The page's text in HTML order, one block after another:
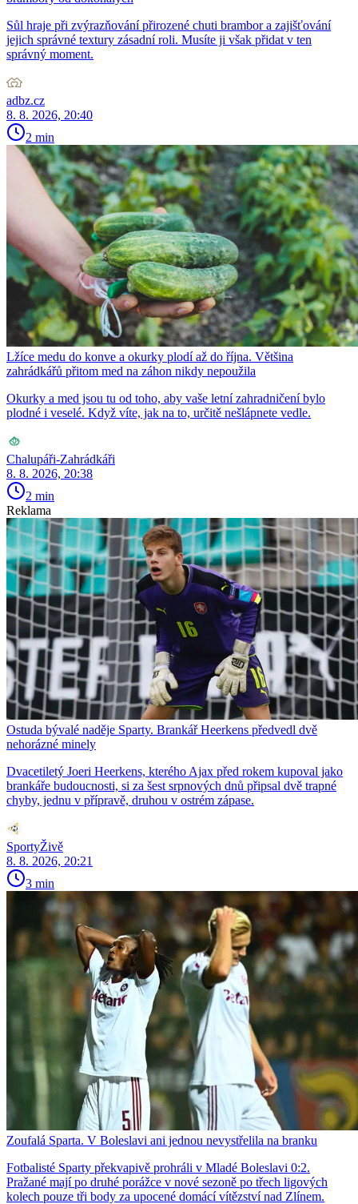
Sůl hraje při zvýrazňování přirozené chuti brambor a zajišťování
jejich správné textury zásadní roli. Musíte ji však přidat v ten
správný moment.
adbz.cz
8. 8. 2026, 20:40
2 min
Lžíce medu do konve a okurky plodí až do října. Většina
zahrádkářů přitom med na záhon nikdy nepoužila
Okurky a med jsou tu od toho, aby vaše letní zahradničení bylo
plodné i veselé. Když víte, jak na to, určitě nešlápnete vedle.
Chalupáři-Zahrádkáři
8. 8. 2026, 20:38
2 min
Reklama
Ostuda bývalé naděje Sparty. Brankář Heerkens předvedl dvě
nehorázné minely
Dvacetiletý Joeri Heerkens, kterého Ajax před rokem kupoval jako
brankáře budoucnosti, si za šest srpnových dnů připsal dvě trapné
chyby, jednu v přípravě, druhou v ostrém zápase.
SportyŽivě
8. 8. 2026, 20:21
3 min
Zoufalá Sparta. V Boleslavi ani jednou nevystřelila na branku
Fotbalisté Sparty překvapivě prohráli v Mladé Boleslavi 0:2.
Pražané mají po druhé porážce v nové sezoně po třech ligových
kolech pouze tři body za upocené domácí vítězství nad Zlínem.